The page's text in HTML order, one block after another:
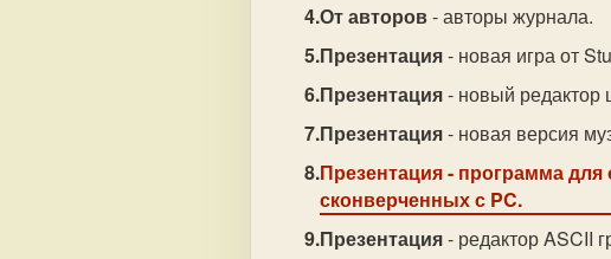
От авторов- авторы журнала.
Презентация- новая игра от
Презентация- новый
Презентация- новая версия
Презентация- программа для
сконверченных с PC.
Презентация- редактор ASCII